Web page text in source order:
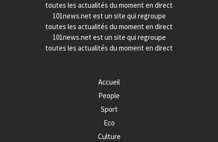
toutes les actualités du moment en direct
101news.net est un site qui regroupe
toutes les actualités du moment en direct
101news.net est un site qui regroupe
toutes les actualités du moment en direct
Accueil
People
Sport
Eco
Culture